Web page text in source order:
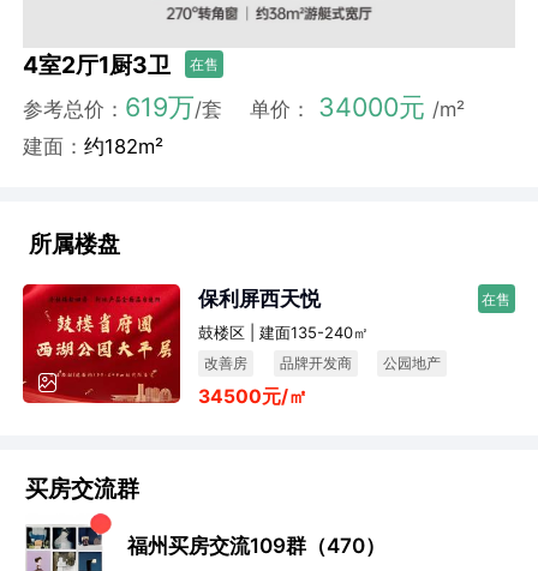
4室2厅1厨3卫 在售
参考总价： 619万/套 单价： 34000元 /m²
建面：约182m²
所属楼盘
保利屏西天悦 在售
鼓楼区 | 建面135-240㎡
改善房 品牌开发商 公园地产
34500元/㎡
买房交流群
福州买房交流109群（470）
小石头：地段还行